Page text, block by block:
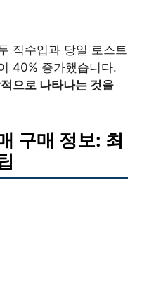
직수입과 당일 로스트
40% 증가했습니다.
으로 나타나는 것을
구매 정보: 최